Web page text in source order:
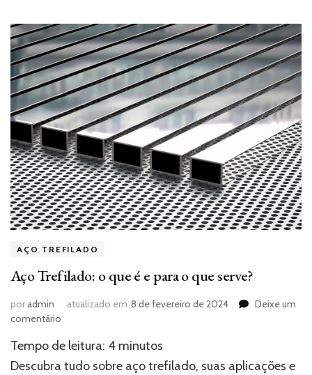
AÇO TREFILADO
Aço Trefilado: o que é e para o que serve?
poradmin atualizado em 8 de fevereiro de 2024
Deixe um
comentário
Trefilado:
o
Tempo de leitura: 4 minutos
Descubra tudo sobre aço trefilado, suas aplicações e